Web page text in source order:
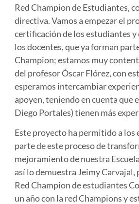
Red Champion de Estudiantes,
directiva. Vamos a empezar el
certificación de los estudiantes y
los docentes, que ya forman
Champion; estamos muy
del profesor Óscar Flórez, con
esperamos intercambiar
apoyen, teniendo en cuenta que
Diego Portales) tienen más
Este proyecto ha permitido a los
parte de este proceso de
mejoramiento de nuestra
así lo demuestra Jeimy Carvajal,
Red Champion de estudiantes
un año con la red Champions y